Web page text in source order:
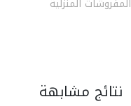
المنزلية
نتائج مشابهة